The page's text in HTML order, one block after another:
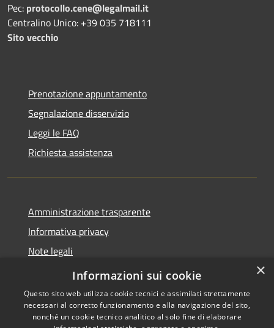
Pec: protocollo.cene@legalmail.it
Centralino Unico: +39 035 718111
Sito vecchio
Prenotazione appuntamento
Segnalazione disservizio
Leggi le FAQ
Richiesta assistenza
Amministrazione trasparente
Informativa privacy
Note legali
Dichiarazione di accessibilità
×
Informazioni sui cookie
Questo sito web utilizza cookie tecnici e assimilati strettamente
necessari al corretto funzionamento e alla navigazione del sito,
nonché un cookie tecnico analitico al solo fine di elaborare